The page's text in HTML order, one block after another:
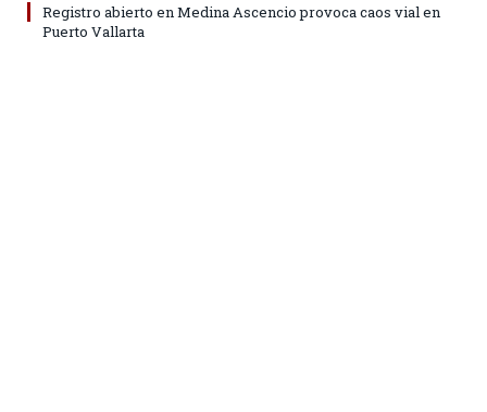
Registro abierto en Medina Ascencio provoca caos vial en
Puerto Vallarta